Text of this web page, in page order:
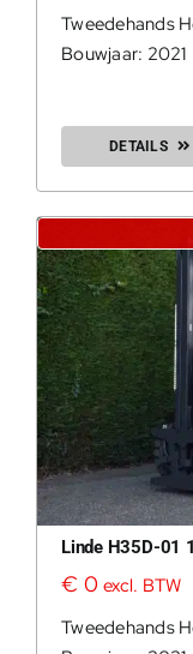
Tweedehands
Bouwjaar: 2021
DETAILS
Linde H35D-01
€ 0 excl. BTW
Tweedehands